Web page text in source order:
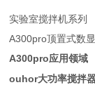
实验室搅拌机系列
A300pro顶置式数
A300pro应用领域
ouhor大功率搅拌